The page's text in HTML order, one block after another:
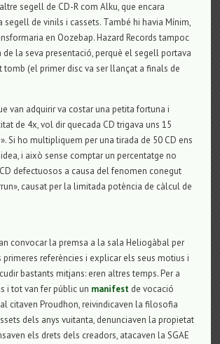
segell de CD-R com Alku, que encara
segell de vinils i cassets. També hi havia Mínim,
en Oozebap. Hazard Records tampoc
la seva presentació, perquè el segell portava
tomb (el primer disc va ser llançat a finals de
van adquirir va costar una petita fortuna i
de 4x, vol dir quecada CD trigava uns 15
Si ho multipliquem per una tirada de 50 CD ens
i això sense comptar un percentatge no
defectuosos a causa del fenomen conegut
causat per la limitada potència de càlcul de
convocar la premsa a la sala Heliogàbal per
primeres referències i explicar els seus motius i
bastants mitjans: eren altres temps. Per a
i tot van fer públic un manifest de vocació
citaven Proudhon, reivindicaven la filosofia
dels anys vuitanta, denunciaven la propietat
els drets dels creadors, atacaven la SGAE